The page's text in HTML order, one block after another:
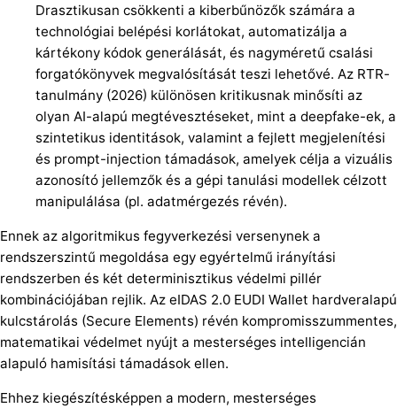
Drasztikusan csökkenti a kiberbűnözők számára a
technológiai belépési korlátokat, automatizálja a
kártékony kódok generálását, és nagyméretű csalási
forgatókönyvek megvalósítását teszi lehetővé. Az RTR-
tanulmány (2026) különösen kritikusnak minősíti az
olyan AI-alapú megtévesztéseket, mint a deepfake-ek, a
szintetikus identitások, valamint a fejlett megjelenítési
és prompt-injection támadások, amelyek célja a vizuális
azonosító jellemzők és a gépi tanulási modellek célzott
manipulálása (pl. adatmérgezés révén).
Ennek az algoritmikus fegyverkezési versenynek a
rendszerszintű megoldása egy egyértelmű irányítási
rendszerben és két determinisztikus védelmi pillér
kombinációjában rejlik. Az eIDAS 2.0 EUDI Wallet hardveralapú
kulcstárolás (Secure Elements) révén kompromisszummentes,
matematikai védelmet nyújt a mesterséges intelligencián
alapuló hamisítási támadások ellen.
Ehhez kiegészítésképpen a modern, mesterséges